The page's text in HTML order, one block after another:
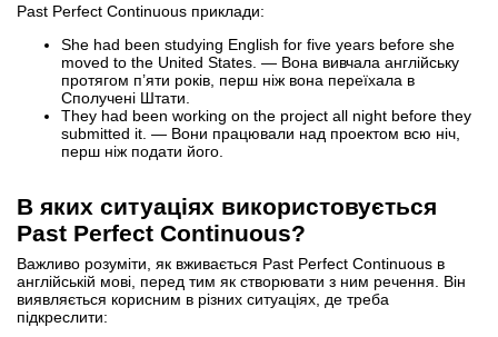
Past Perfect Continuous приклади:
She had been studying English for five years before she
moved to the United States. — Вона вивчала англійську
протягом п’яти років, перш ніж вона переїхала в
Сполучені Штати.
They had been working on the project all night before they
submitted it. — Вони працювали над проектом всю ніч,
перш ніж подати його.
В яких ситуаціях використовується
Past Perfect Continuous?
Важливо розуміти, як вживається Past Perfect Continuous в
англійській мові, перед тим як створювати з ним речення. Він
виявляється корисним в різних ситуаціях, де треба
підкреслити: